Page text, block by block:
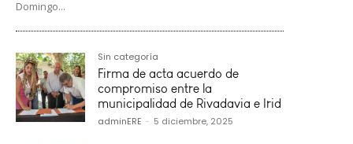
Domingo...
Sin categoría
Firma de acta acuerdo de
compromiso entre la
municipalidad de Rivadavia e Irid
adminERE - 5 diciembre, 2025